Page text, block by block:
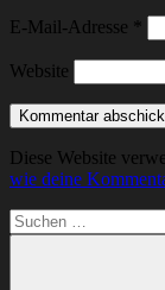
E-Mail-Adresse *
Website
Diese Website
wie deine
Suchen
nach: